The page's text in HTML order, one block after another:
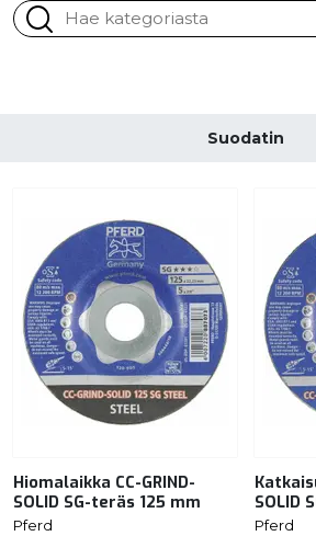
Suodatin
Hiomalaikka CC-GRIND-
SOLID SG-teräs 125 mm
Pferd
SOLID
Pferd